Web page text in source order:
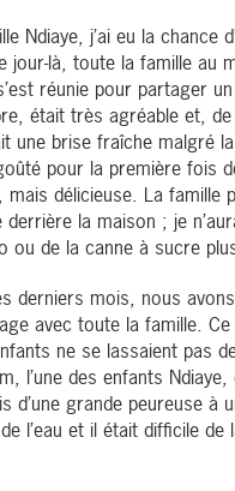
Ndiaye, j’ai eu la chance
jour-là, toute la famille au
réunie pour partager
était très agréable et,
une brise fraîche malgré la
pour la première fois
délicieuse. La famille
derrière la maison ; je
ou de la canne à sucre
derniers mois, nous
avec toute la famille.
ne se lassaient pas
l’une des enfants
d’une grande peureuse à
l’eau et il était difficile